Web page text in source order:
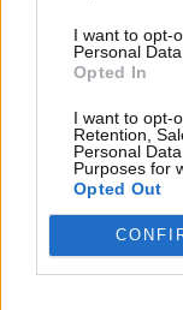
I want to opt-
Personal
Opted In
I want to opt-
Retention,
Personal
Purposes for
Opted Out
Stellantis
In ogni caso,
lavoratori e le